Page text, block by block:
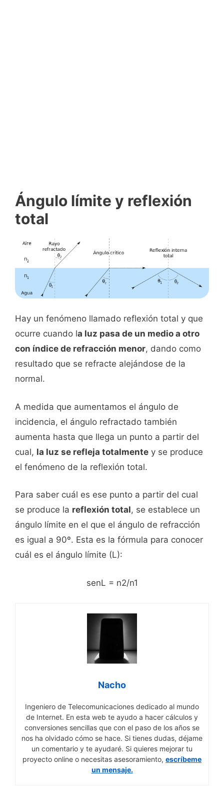
Ángulo límite y reflexión
total
Hay un fenómeno llamado reflexión total y que
ocurre cuando la luz pasa de un medio a otro
con índice de refracción menor, dando como
resultado que se refracte alejándose de la
normal.
A medida que aumentamos el ángulo de
incidencia, el ángulo refractado también
aumenta hasta que llega un punto a partir del
cual, la luz se refleja totalmente y se produce
el fenómeno de la reflexión total.
Para saber cuál es ese punto a partir del cual
se produce la reflexión total, se establece un
ángulo límite en el que el ángulo de refracción
es igual a 90º. Esta es la fórmula para conocer
cuál es el ángulo límite (L):
senL = n2/n1
Nacho
Ingeniero de Telecomunicaciones dedicado al mundo
de Internet. En esta web te ayudo a hacer cálculos y
conversiones sencillas que con el paso de los años se
nos ha olvidado cómo se hace. Si tienes dudas, déjame
un comentario y te ayudaré. Si quieres mejorar tu
proyecto online o necesitas asesoramiento, escríbeme
un mensaje.